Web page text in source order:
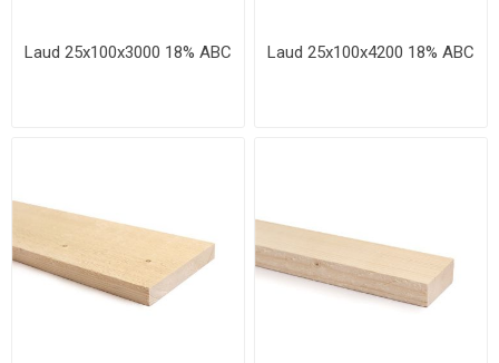
Laud 25x100x3000 18% ABC Laud 25x100x4200 18% ABC